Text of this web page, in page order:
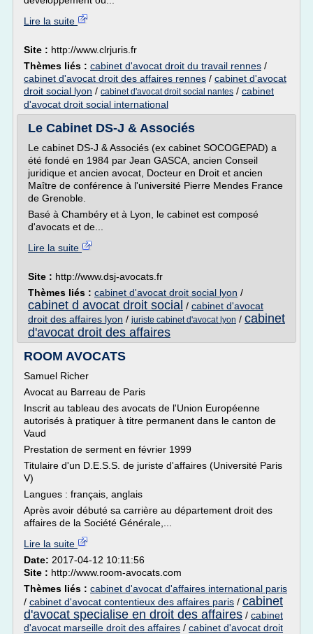
Lire la suite
Site : http://www.clrjuris.fr
Thèmes liés : cabinet d'avocat droit du travail rennes /
cabinet d'avocat droit des affaires rennes / cabinet d'avocat
droit social lyon / cabinet d'avocat droit social nantes / cabinet
d'avocat droit social international
Le Cabinet DS-J & Associés
Le cabinet DS-J & Associés (ex cabinet SOCOGEPAD) a
été fondé en 1984 par Jean GASCA, ancien Conseil
juridique et ancien avocat, Docteur en Droit et ancien
Maître de conférence à l'université Pierre Mendes France
de Grenoble.
Basé à Chambéry et à Lyon, le cabinet est composé
d'avocats et de...
Lire la suite
Site : http://www.dsj-avocats.fr
Thèmes liés : cabinet d'avocat droit social lyon /
cabinet d avocat droit social / cabinet d'avocat
droit des affaires lyon / juriste cabinet d'avocat lyon / cabinet
d'avocat droit des affaires
ROOM AVOCATS
Samuel Richer
Avocat au Barreau de Paris
Inscrit au tableau des avocats de l'Union Européenne
autorisés à pratiquer à titre permanent dans le canton de
Vaud
Prestation de serment en février 1999
Titulaire d'un D.E.S.S. de juriste d'affaires (Université Paris
V)
Langues : français, anglais
Après avoir débuté sa carrière au département droit des
affaires de la Société Générale,...
Lire la suite
Date: 2017-04-12 10:11:56
Site : http://www.room-avocats.com
Thèmes liés : cabinet d'avocat d'affaires international paris
/ cabinet d'avocat contentieux des affaires paris / cabinet
d'avocat specialise en droit des affaires / cabinet
d'avocat marseille droit des affaires / cabinet d'avocat droit